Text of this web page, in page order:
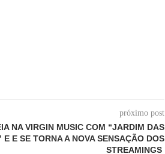
próximo post
NA VIRGIN MUSIC COM “JARDIM DAS
E E SE TORNA A NOVA SENSAÇÃO DOS
STREAMINGS